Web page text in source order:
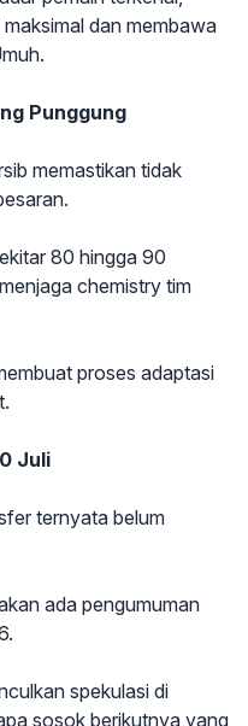
dan membawa
Punggung
memastikan tidak
80 hingga 90
chemistry tim
proses adaptasi
Juli
ternyata belum
ada pengumuman
spekulasi di
sosok berikutnya yang